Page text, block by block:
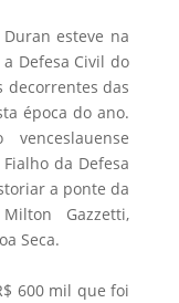
esteve na
Defesa Civil do
decorrentes das
época do ano.
da Defesa
a ponte da
Gazzetti,
Seca.
600 mil que foi